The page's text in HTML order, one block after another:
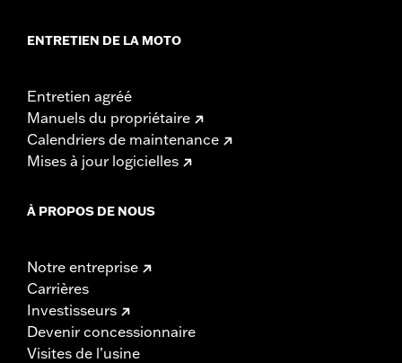
ENTRETIEN DE LA MOTO
Entretien agréé
Manuels du propriétaire
Calendriers de maintenance
Mises à jour logicielles
À PROPOS DE NOUS
Notre entreprise
Carrières
Investisseurs
Devenir concessionnaire
Visites de l’usine